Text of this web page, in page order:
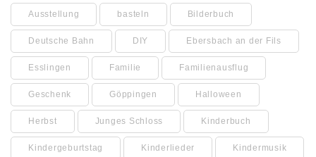
Ausstellung basteln Bilderbuch
Deutsche Bahn DIY Ebersbach an der Fils
Esslingen Familie Familienausflug
Geschenk Göppingen Halloween
Herbst Junges Schloss Kinderbuch
Kindergeburtstag Kinderlieder Kindermusik